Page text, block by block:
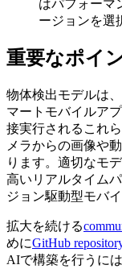
はパフォーマ
ージョンを選
重要なポイ
物体検出モデルは
マートモバイルア
接実行されるこれ
メラからの画像や
ります。適切なモ
高いリアルタイム
ジョン駆動型モバ
拡大を続ける
めにGitHub
AIで構築を行うには